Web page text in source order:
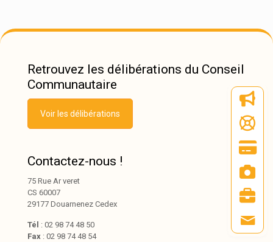
Retrouvez les délibérations du Conseil
Communautaire
Voir les délibérations
Contactez-nous !
75 Rue Ar veret
CS 60007
29177 Douarnenez Cedex
Tél : 02 98 74 48 50
Fax : 02 98 74 48 54